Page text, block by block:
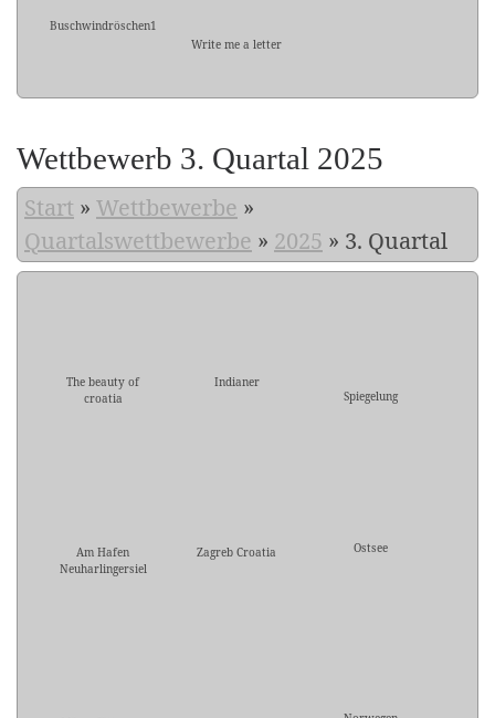
Buschwindröschen1
Write me a letter
Wettbewerb 3. Quartal 2025
Start » Wettbewerbe »
Quartalswettbewerbe » 2025 » 3. Quartal
The beauty of
croatia
Indianer
Spiegelung
Am Hafen
Neuharlingersiel
Zagreb Croatia Ostsee